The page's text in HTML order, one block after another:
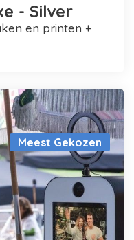
- Silver
Meest Gekozen